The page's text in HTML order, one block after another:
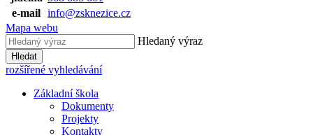
e-mail info@zsknezice.cz
Mapa webu
Hledaný výraz
Hledat
rozšířené vyhledávání
Základní škola
Dokumenty
Projekty
Kontakty